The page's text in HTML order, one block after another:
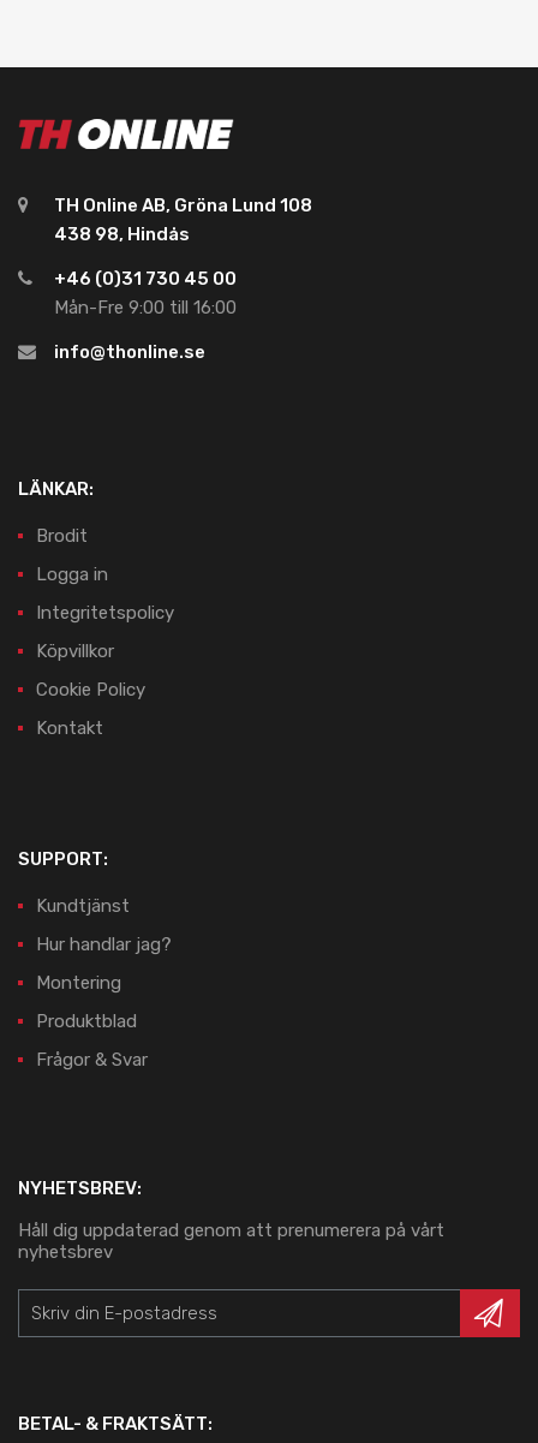
TH Online AB, Gröna Lund 108
438 98, Hindås
+46 (0)31 730 45 00
Mån-Fre 9:00 till 16:00
info@thonline.se
LÄNKAR:
Brodit
Logga in
Integritetspolicy
Köpvillkor
Cookie Policy
Kontakt
SUPPORT:
Kundtjänst
Hur handlar jag?
Montering
Produktblad
Frågor & Svar
NYHETSBREV:
Håll dig uppdaterad genom att prenumerera på vårt
nyhetsbrev
BETAL- & FRAKTSÄTT: